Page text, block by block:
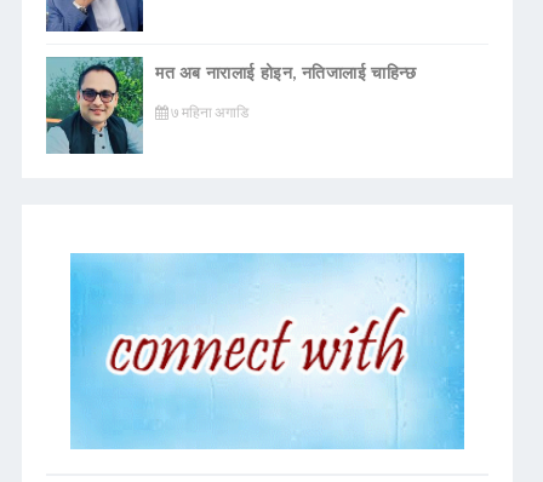
मत अब नारालाई होइन, नतिजालाई चाहिन्छ
७ महिना अगाडि